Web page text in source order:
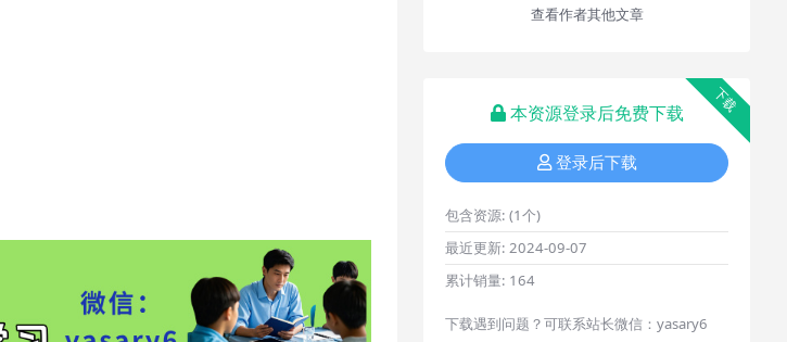
查看作者其他文章
下载
本资源登录后免费下载
登录后下载
包含资源: (1个)
最近更新: 2024-09-07
累计销量: 164
下载遇到问题？可联系站长微信：yasary6